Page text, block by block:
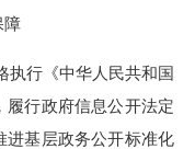
行《中华人民共和国
履行政府信息公开法定
进基层政务公开标准化